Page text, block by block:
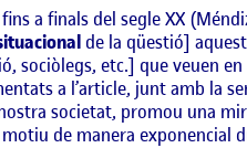
a finals del segle XX
de la qüestió]
sociòlegs, etc.] que veuen
a l’article, junt amb la
societat, promou una
de manera exponencial